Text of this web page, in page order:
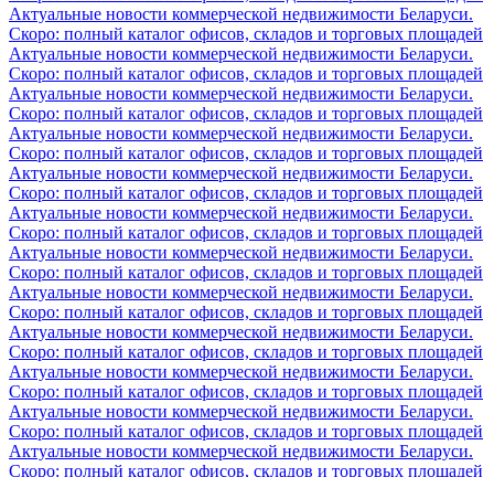
Актуальные новости коммерческой недвижимости Беларуси.
Скоро: полный каталог офисов, складов и торговых площадей
Актуальные новости коммерческой недвижимости Беларуси.
Скоро: полный каталог офисов, складов и торговых площадей
Актуальные новости коммерческой недвижимости Беларуси.
Скоро: полный каталог офисов, складов и торговых площадей
Актуальные новости коммерческой недвижимости Беларуси.
Скоро: полный каталог офисов, складов и торговых площадей
Актуальные новости коммерческой недвижимости Беларуси.
Скоро: полный каталог офисов, складов и торговых площадей
Актуальные новости коммерческой недвижимости Беларуси.
Скоро: полный каталог офисов, складов и торговых площадей
Актуальные новости коммерческой недвижимости Беларуси.
Скоро: полный каталог офисов, складов и торговых площадей
Актуальные новости коммерческой недвижимости Беларуси.
Скоро: полный каталог офисов, складов и торговых площадей
Актуальные новости коммерческой недвижимости Беларуси.
Скоро: полный каталог офисов, складов и торговых площадей
Актуальные новости коммерческой недвижимости Беларуси.
Скоро: полный каталог офисов, складов и торговых площадей
Актуальные новости коммерческой недвижимости Беларуси.
Скоро: полный каталог офисов, складов и торговых площадей
Актуальные новости коммерческой недвижимости Беларуси.
Скоро: полный каталог офисов, складов и торговых площадей